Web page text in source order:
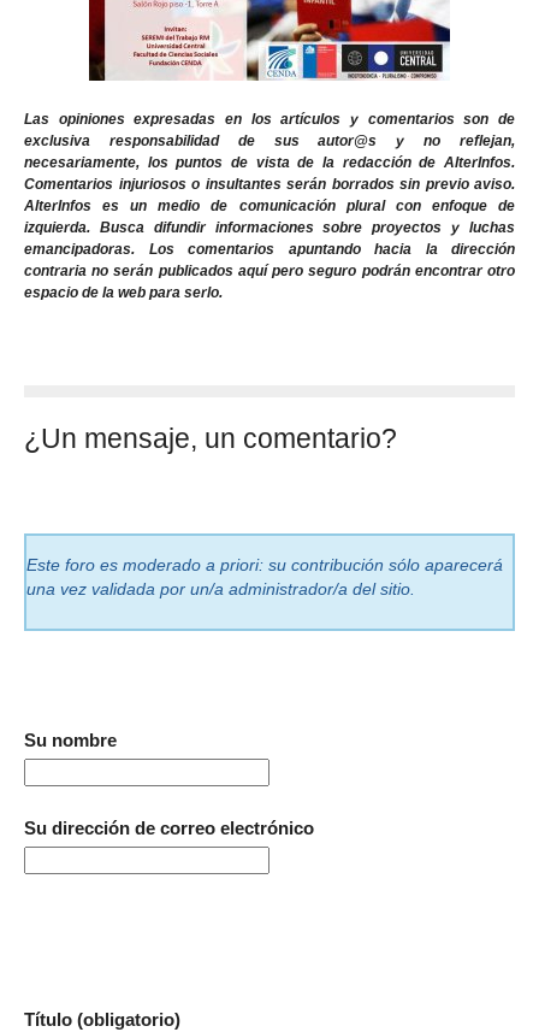
Las opiniones expresadas en los artículos y comentarios son de
exclusiva responsabilidad de sus autor@s y no reflejan,
necesariamente, los puntos de vista de la redacción de AlterInfos.
Comentarios injuriosos o insultantes serán borrados sin previo aviso.
AlterInfos es un medio de comunicación plural con enfoque de
izquierda. Busca difundir informaciones sobre proyectos y luchas
emancipadoras. Los comentarios apuntando hacia la dirección
contraria no serán publicados aquí pero seguro podrán encontrar otro
espacio de la web para serlo.
¿Un mensaje, un comentario?
Este foro es moderado a priori: su contribución sólo aparecerá
una vez validada por un/a administrador/a del sitio.
Su nombre
Su dirección de correo electrónico
Título (obligatorio)